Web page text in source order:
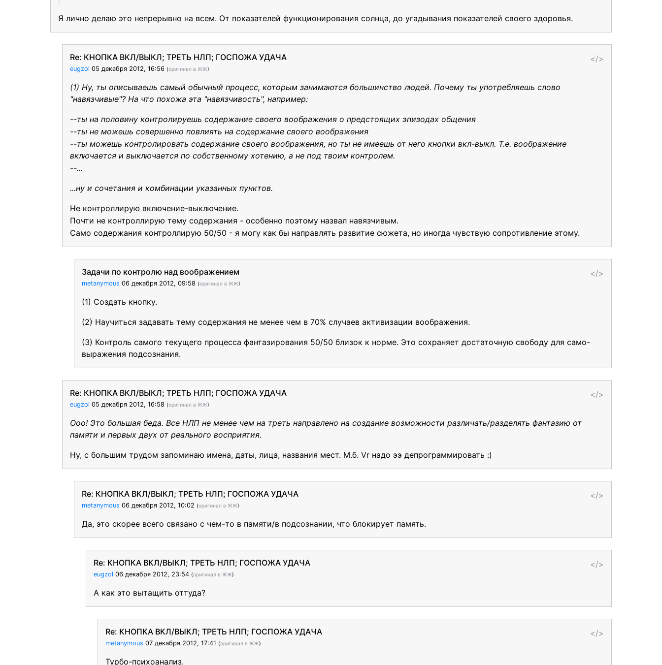
Я лично делаю это непрерывно на всем. От показателей функционирования солнца, до угадывания показателей своего здоровья.
</>
Re: КНОПКА ВКЛ/ВЫКЛ; ТРЕТЬ НЛП; ГОСПОЖА УДАЧА
eugzol 05 декабря 2012, 16:56 (оригинал в ЖЖ)
(1) Ну, ты описываешь самый обычный процесс, которым занимаются большинство людей. Почему ты употребляешь слово
"навязчивые"? На что похожа эта "навязчивость", например:
--ты на половину контролируешь содержание своего воображения о предстоящих эпизодах общения
--ты не можешь совершенно повлиять на содержание своего воображения
--ты можешь контролировать содержание своего воображения, но ты не имеешь от него кнопки вкл-выкл. Т.е. воображение
включается и выключается по собственному хотению, а не под твоим контролем.
--...
...ну и сочетания и комбинации указанных пунктов.
Не контроллирую включение-выключение.
Почти не контроллирую тему содержания - особенно поэтому назвал навязчивым.
Само содержания контроллирую 50/50 - я могу как бы направлять развитие сюжета, но иногда чувствую сопротивление этому.
</>
Задачи по контролю над воображением
metanymous 06 декабря 2012, 09:58 (оригинал в ЖЖ)
(1) Создать кнопку.
(2) Научиться задавать тему содержания не менее чем в 70% случаев активизации воображения.
(3) Контроль самого текущего процесса фантазирования 50/50 близок к норме. Это сохраняет достаточную свободу для само-
выражения подсознания.
</>
Re: КНОПКА ВКЛ/ВЫКЛ; ТРЕТЬ НЛП; ГОСПОЖА УДАЧА
eugzol 05 декабря 2012, 16:58 (оригинал в ЖЖ)
Ооо! Это большая беда. Все НЛП не менее чем на треть направлено на создание возможности различать/разделять фантазию от
памяти и первых двух от реального восприятия.
Ну, с большим трудом запоминаю имена, даты, лица, названия мест. М.б. Vr надо ээ депрограммировать :)
</>
Re: КНОПКА ВКЛ/ВЫКЛ; ТРЕТЬ НЛП; ГОСПОЖА УДАЧА
metanymous 06 декабря 2012, 10:02 (оригинал в ЖЖ)
Да, это скорее всего связано с чем-то в памяти/в подсознании, что блокирует память.
</>
Re: КНОПКА ВКЛ/ВЫКЛ; ТРЕТЬ НЛП; ГОСПОЖА УДАЧА
eugzol 06 декабря 2012, 23:54 (оригинал в ЖЖ)
А как это вытащить оттуда?
</>
Re: КНОПКА ВКЛ/ВЫКЛ; ТРЕТЬ НЛП; ГОСПОЖА УДАЧА
metanymous 07 декабря 2012, 17:41 (оригинал в ЖЖ)
Турбо-психоанализ.